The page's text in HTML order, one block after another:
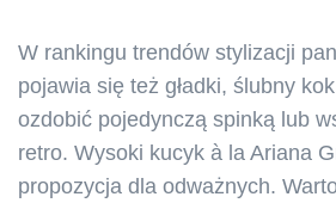
W rankingu trendów stylizacji
pojawia się też gładki, ślubny
ozdobić pojedynczą spinką lub
retro. Wysoki kucyk à la Ariana
propozycja dla odważnych.